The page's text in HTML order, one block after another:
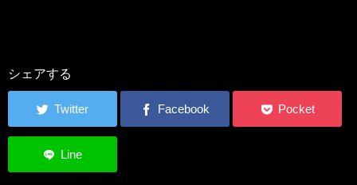
シェアする